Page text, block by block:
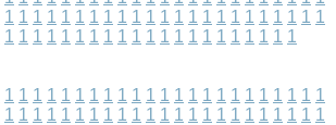
1 1 1 1 1 1 1 1 1 1 1 1 1 1 1 1 1 1 1 1 1 1 1
1 1 1 1 1 1 1 1 1 1 1 1 1 1 1 1 1 1 1 1 1
1 1 1 1 1 1 1 1 1 1 1 1 1 1 1 1 1 1 1 1 1 1 1
1 1 1 1 1 1 1 1 1 1 1 1 1 1 1 1 1 1 1 1 1 1 1